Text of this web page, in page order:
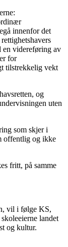
innenfor det
videreføring av
for
tilstrekkelig vekt
og
uten
som skjer i
offentlig og ikke
fritt, på samme
vil i følge KS,
landet
og kultur.